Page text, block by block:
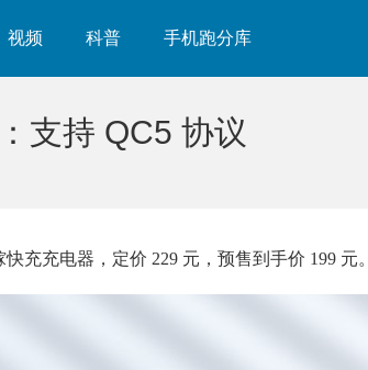
视频 科普 手机跑分库
支持 QC5 协议
充充电器，定价 229 元，预售到手价 199 元。